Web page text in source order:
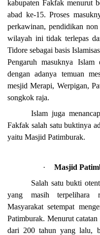
kabupaten Fakfak menurut
abad ke-15. Proses
perkawinan, pendidikan
wilayah ini tidak terlepas
Tidore sebagai basis
Pengaruh masuknya
dengan adanya temuan
mesjid Merapi, Werpigan,
songkok raja.
Islam juga
Fakfak salah satu buktinya
yaitu Masjid Patimburak.
·
Masjid
Salah satu bukti
yang masih terpelihara
Masyarakat setempat
Patimburak. Menurut
dari 200 tahun yang lalu,